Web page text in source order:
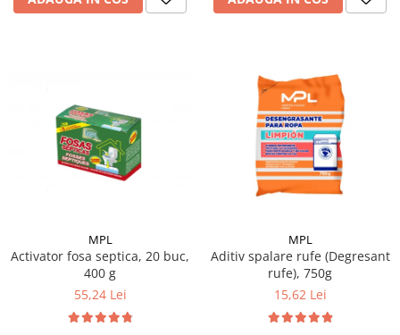
MPL
Activator fosa septica, 20 buc,
400 g
55,24 Lei
MPL
Aditiv spalare rufe (Degresant
rufe), 750g
15,62 Lei